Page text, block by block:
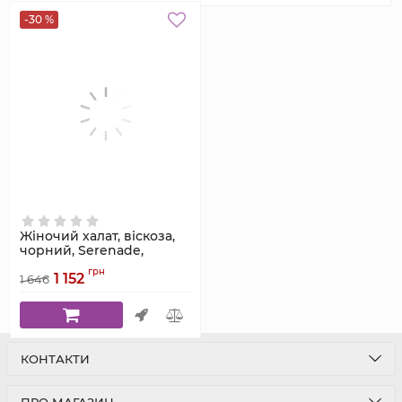
-30 %
Жіночий халат, віскоза,
чорний, Serenade,
Артикул:5525H
1 646 1 152 грн
КОНТАКТИ